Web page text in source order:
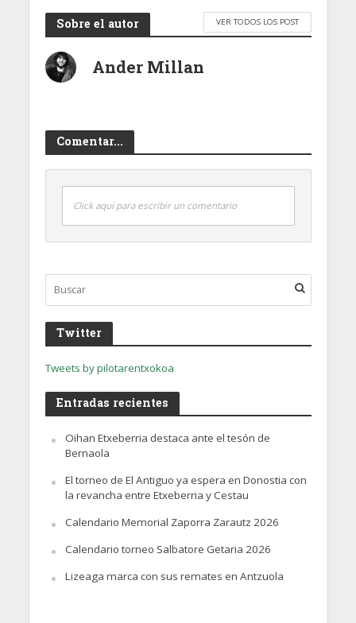
Sobre el autor VER TODOS LOS POST
Ander Millan
Comentar...
Click aquí para escribir un comentario
Twitter
Tweets by pilotarentxokoa
Entradas recientes
Oihan Etxeberria destaca ante el tesón de
Bernaola
El torneo de El Antiguo ya espera en Donostia con
la revancha entre Etxeberria y Cestau
Calendario Memorial Zaporra Zarautz 2026
Calendario torneo Salbatore Getaria 2026
Lizeaga marca con sus remates en Antzuola